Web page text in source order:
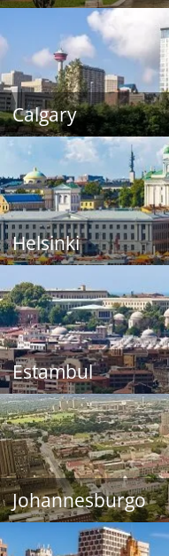
Calgary
Helsinki
Estambul
Johannesburgo